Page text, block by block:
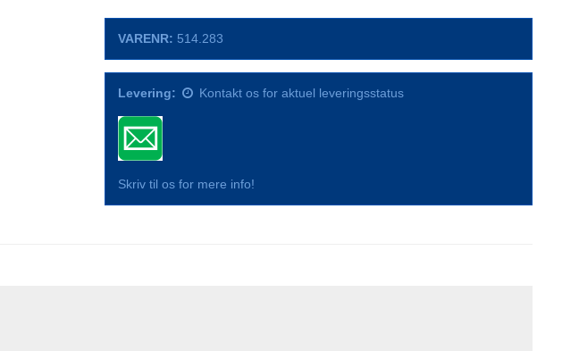
VARENR: 514.283
Levering: Kontakt os for aktuel leveringsstatus
Skriv til os for mere info!